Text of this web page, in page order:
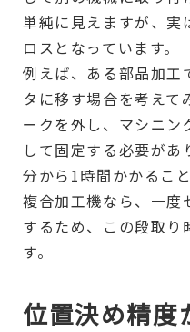
単純に見えますが、実
ロスとなっています。
例えば、ある部品加工
タに移す場合を考えて
ークを外し、マシニン
して固定する必要が
分から1時間かかるこ
複合加工機なら、一度
するため、この段取り
す。
位置決め精度